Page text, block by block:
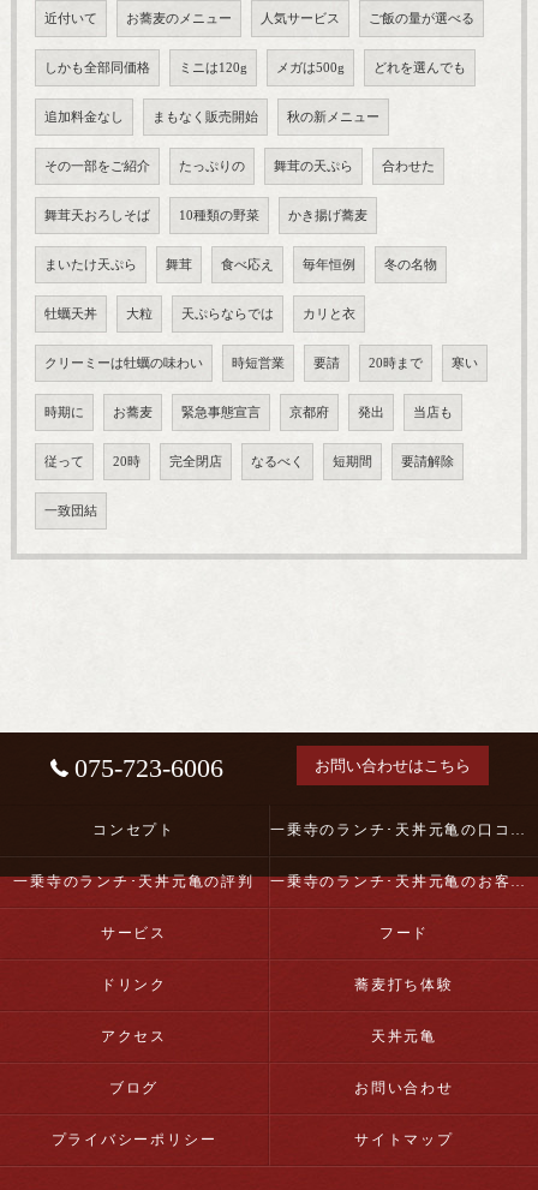
近付いて お蕎麦のメニュー 人気サービス ご飯の量が選べる
しかも全部同価格 ミニは120g メガは500g どれを選んでも
追加料金なし まもなく販売開始 秋の新メニュー
その一部をご紹介 たっぷりの 舞茸の天ぷら 合わせた
舞茸天おろしそば 10種類の野菜 かき揚げ蕎麦
まいたけ天ぷら 舞茸 食べ応え 毎年恒例 冬の名物
牡蠣天丼 大粒 天ぷらならでは カリと衣
クリーミーは牡蠣の味わい 時短営業 要請 20時まで 寒い
時期に お蕎麦 緊急事態宣言 京都府 発出 当店も
従って 20時 完全閉店 なるべく 短期間 要請解除
一致団結
075-723-6006 お問い合わせはこちら
コンセプト 一乗寺のランチ･天丼元亀の口コミ情報
一乗寺のランチ･天丼元亀の評判 一乗寺のランチ･天丼元亀のお客様の声
サービス フード
ドリンク 蕎麦打ち体験
アクセス 天丼元亀
ブログ お問い合わせ
プライバシーポリシー サイトマップ